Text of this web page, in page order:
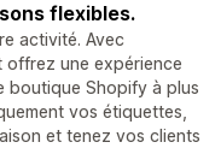
flexibles.
activité. Avec
offrez une expérience
boutique Shopify à plus
vos étiquettes,
et tenez vos clients